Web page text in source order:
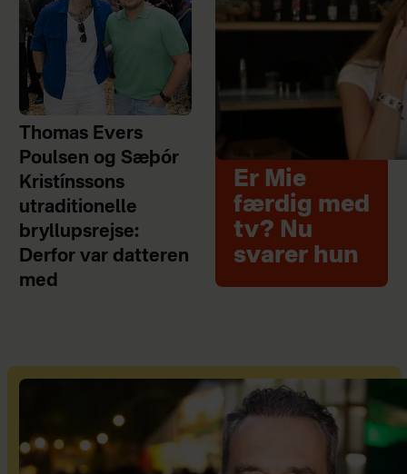
Thomas Evers
Poulsen og Sæþór
Kristínssons
utraditionelle
bryllupsrejse:
Derfor var datteren
med
Er Mie
færdig med
tv? Nu
svarer hun